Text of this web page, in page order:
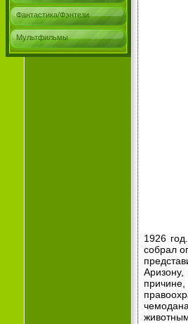
Фантастика/Фэнтези
Мультфильмы
1926
собрал